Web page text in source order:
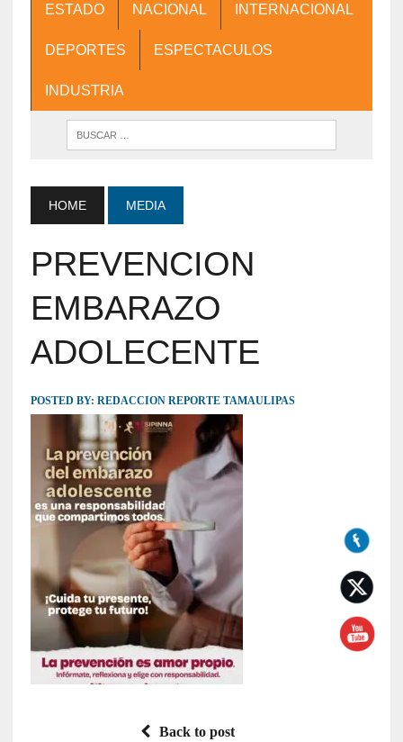
ESTADO NACIONAL INTERNACIONAL
DEPORTES ESPECTACULOS
INDUSTRIA
HOME MEDIA
PREVENCION
EMBARAZO
ADOLECENTE
POSTED BY: REDACCION REPORTE TAMAULIPAS
Back to post